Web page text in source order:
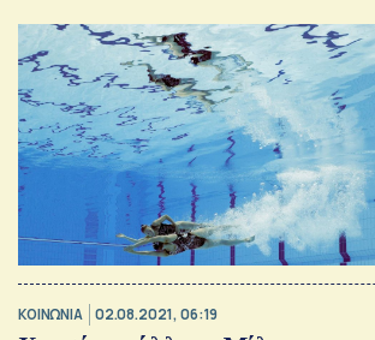
ΚΟΙΝΩΝΙΑ 02.08.2021, 06:19